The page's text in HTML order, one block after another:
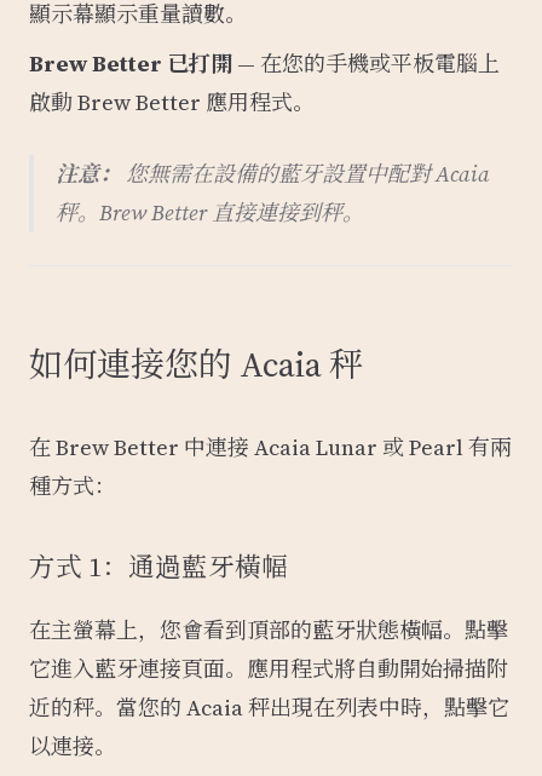
顯示幕顯示重量讀數。
Brew Better 已打開 — 在您的手機或平板電腦上
啟動 Brew Better 應用程式。
注意： 您無需在設備的藍牙設置中配對 Acaia
秤。Brew Better 直接連接到秤。
如何連接您的 Acaia 秤
在 Brew Better 中連接 Acaia Lunar 或 Pearl 有兩
種方式：
方式 1：通過藍牙橫幅
在主螢幕上，您會看到頂部的藍牙狀態橫幅。點擊
它進入藍牙連接頁面。應用程式將自動開始掃描附
近的秤。當您的 Acaia 秤出現在列表中時，點擊它
以連接。